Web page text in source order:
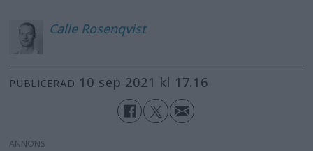
Calle Rosenqvist
PUBLICERAD 10 sep 2021 kl 17.16
ANNONS